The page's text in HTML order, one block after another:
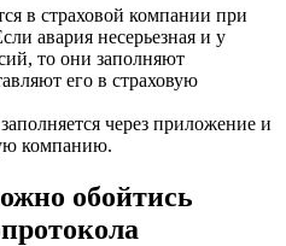
в страховой компании при
авария несерьезная и у
то они заполняют
его в страховую
через приложение и
компанию.
обойтись